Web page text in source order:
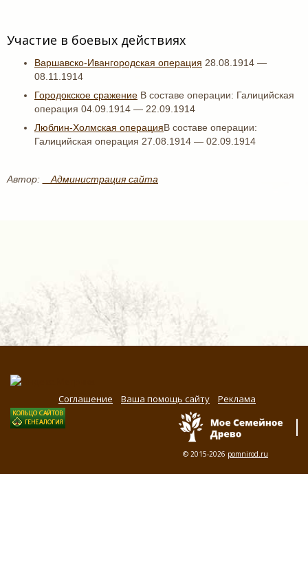
Участие в боевых действиях
Варшавско-Ивангородская операция 28.08.1914 —
08.11.1914
Городокское сражение В составе операции: Галицийская
операция 04.09.1914 — 22.09.1914
Люблин-Холмская операцияВ составе операции:
Галицийская операция 27.08.1914 — 02.09.1914
Автор: _ Администрация сайта
Соглашение Ваша помощь сайту Реклама
© 2015-2026 pomnirod.ru